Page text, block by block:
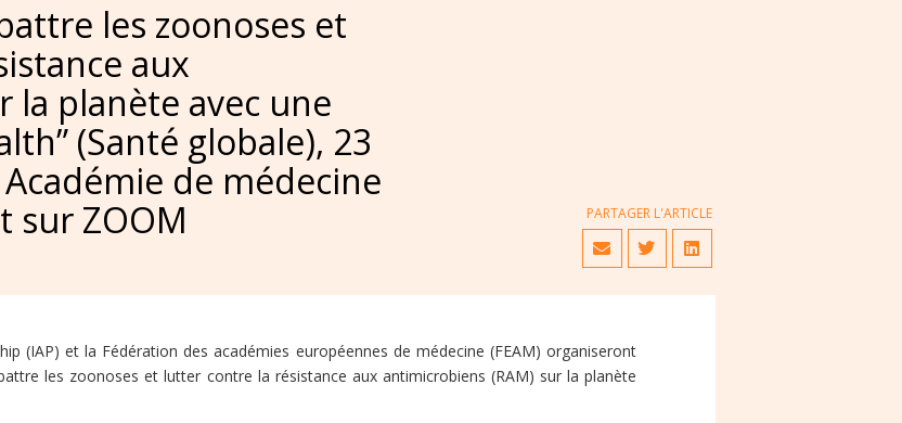
les zoonoses et
aux
la planète avec une
(Santé globale), 23
de médecine
sur ZOOM
PARTAGER L'ARTICLE
(IAP) et la Fédération des académies européennes de médecine (FEAM) organiseront
les zoonoses et lutter contre la résistance aux antimicrobiens (RAM) sur la planète